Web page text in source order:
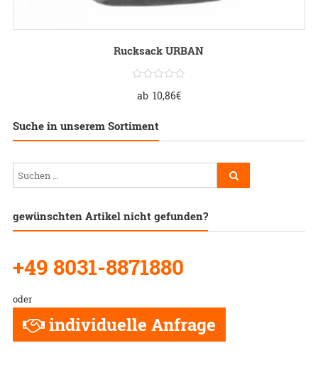
Rucksack URBAN
ab 10,86€
Suche in unserem Sortiment
gewünschten Artikel nicht gefunden?
+49 8031-8871880
oder
individuelle Anfrage